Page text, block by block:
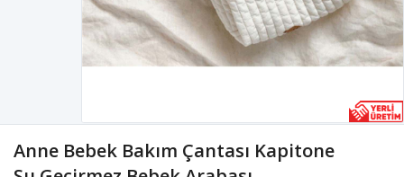
Anne Bebek Bakım Çantası Kapitone